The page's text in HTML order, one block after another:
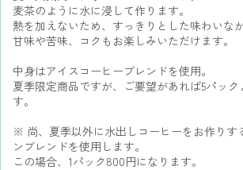
麦茶のように水に浸して作ります。
熱を加えないため、すっきりとした味わいなが
甘味や苦味、コクもお楽しみいただけます。
中身はアイスコーヒーブレンドを使用。
夏季限定商品ですが、ご要望があれば5パッ
す。
※ 尚、夏季以外に水出しコーヒーをお作りす
ンブレンドを使用します。
この場合、1パック800円になります。